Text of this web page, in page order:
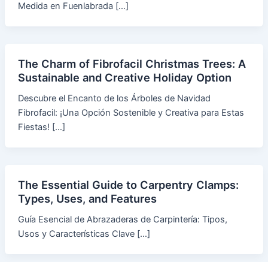
Medida en Fuenlabrada […]
The Charm of Fibrofacil Christmas Trees: A
Sustainable and Creative Holiday Option
Descubre el Encanto de los Árboles de Navidad
Fibrofacil: ¡Una Opción Sostenible y Creativa para Estas
Fiestas! […]
The Essential Guide to Carpentry Clamps:
Types, Uses, and Features
Guía Esencial de Abrazaderas de Carpintería: Tipos,
Usos y Características Clave […]